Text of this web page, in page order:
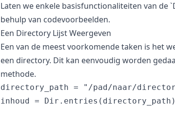
Laten we enkele basisfunctionaliteiten van de
behulp van codevoorbeelden.
Een Directory Lijst Weergeven
Een van de meest voorkomende taken is het
een directory. Dit kan eenvoudig worden
methode.
directory_path = "/pad/naar/
inhoud = Dir.entries(directory_path)